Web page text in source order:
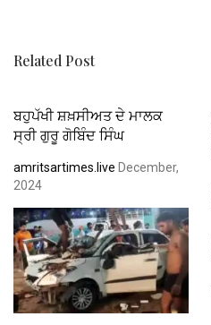
Related Post
ਬਹੁਪੱਖੀ ਸ਼ਖ਼ਸੀਅਤ ਦੇ ਮਾਲਕ
ਸ੍ਰੀ ਗੁਰੂ ਗੋਬਿੰਦ ਸਿੰਘ
amritsartimes.live December,
2024